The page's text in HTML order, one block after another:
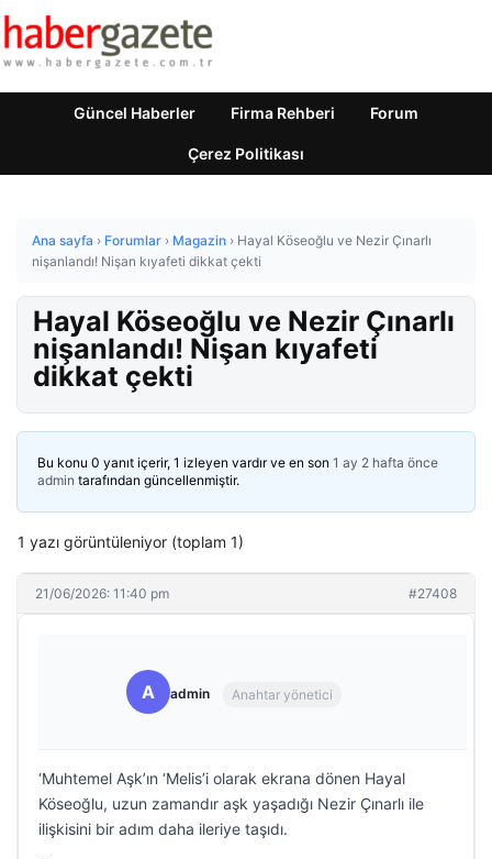
Güncel Haberler Firma Rehberi Forum
Çerez Politikası
Ana sayfa › Forumlar › Magazin › Hayal Köseoğlu ve Nezir Çınarlı
nişanlandı! Nişan kıyafeti dikkat çekti
Hayal Köseoğlu ve Nezir Çınarlı
nişanlandı! Nişan kıyafeti
dikkat çekti
Bu konu 0 yanıt içerir, 1 izleyen vardır ve en son 1 ay 2 hafta önce
admin tarafından güncellenmiştir.
1 yazı görüntüleniyor (toplam 1)
21/06/2026: 11:40 pm #27408
A admin Anahtar yönetici
‘Muhtemel Aşk’ın ‘Melis’i olarak ekrana dönen Hayal
Köseoğlu, uzun zamandır aşk yaşadığı Nezir Çınarlı ile
ilişkisini bir adım daha ileriye taşıdı.